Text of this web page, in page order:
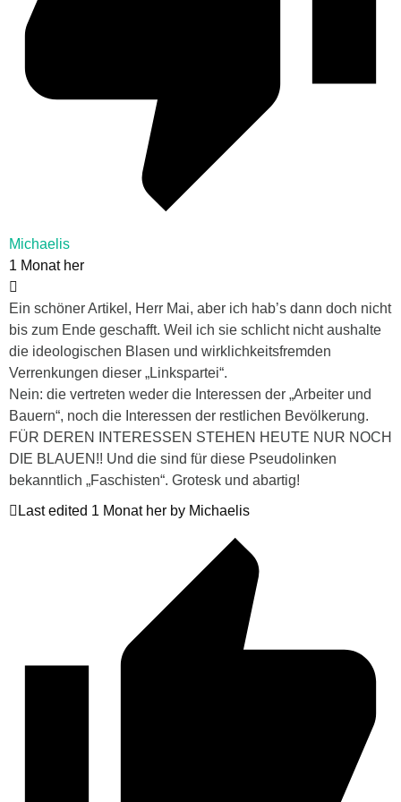
Michaelis
1 Monat her
Ein schöner Artikel, Herr Mai, aber ich hab’s dann doch nicht
bis zum Ende geschafft. Weil ich sie schlicht nicht aushalte
die ideologischen Blasen und wirklichkeitsfremden
Verrenkungen dieser „Linkspartei“.
Nein: die vertreten weder die Interessen der „Arbeiter und
Bauern“, noch die Interessen der restlichen Bevölkerung.
FÜR DEREN INTERESSEN STEHEN HEUTE NUR NOCH
DIE BLAUEN!! Und die sind für diese Pseudolinken
bekanntlich „Faschisten“. Grotesk und abartig!
Last edited 1 Monat her by Michaelis